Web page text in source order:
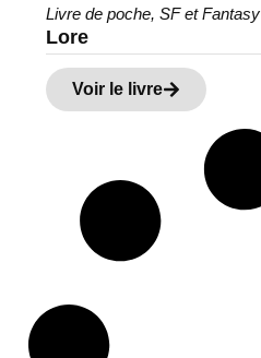
Livre de poche, SF et Fantasy
Lore
Voir le livre